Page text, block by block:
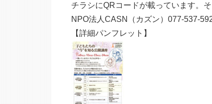
チラシにQRコードが載っています。
NPO法人CASN（カズン）077-537-
【詳細パンフレット】